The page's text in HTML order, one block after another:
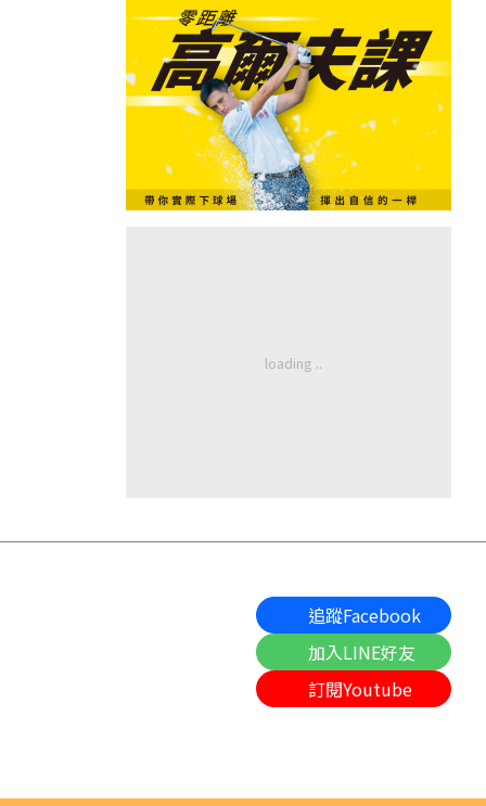
追蹤Facebook
加入LINE好友
訂閱Youtube